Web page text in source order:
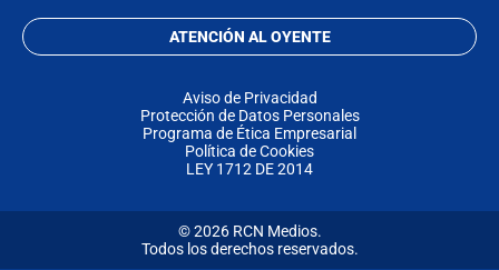
ATENCIÓN AL OYENTE
Aviso de Privacidad
Protección de Datos Personales
Programa de Ética Empresarial
Política de Cookies
LEY 1712 DE 2014
© 2026 RCN Medios.
Todos los derechos reservados.